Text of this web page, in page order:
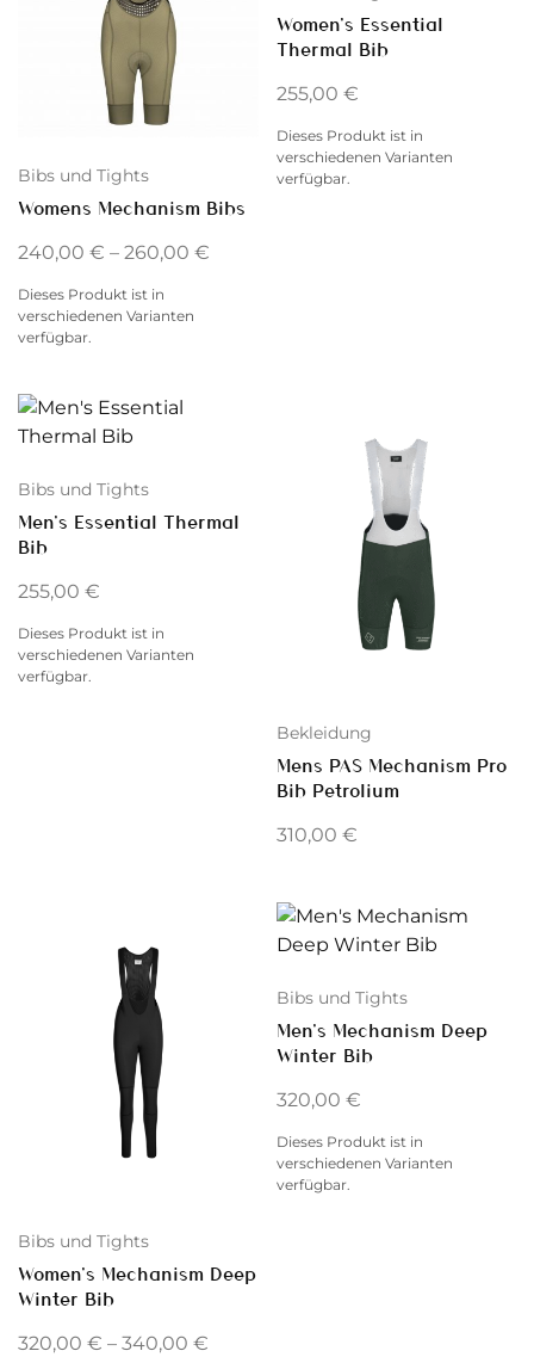
Bibs und Tights
Womens Mechanism Bibs
240,00 € – 260,00 €
Dieses Produkt ist in
verschiedenen Varianten
verfügbar.
Women’s Essential
Thermal Bib
255,00 €
Dieses Produkt ist in
verschiedenen Varianten
verfügbar.
Bibs und Tights
Men’s Essential Thermal
Bib
255,00 €
Dieses Produkt ist in
verschiedenen Varianten
verfügbar.
Bekleidung
Mens PAS Mechanism Pro
Bib Petrolium
310,00 €
Bibs und Tights
Women’s Mechanism Deep
Winter Bib
320,00 € – 340,00 €
Bibs und Tights
Men’s Mechanism Deep
Winter Bib
320,00 €
Dieses Produkt ist in
verschiedenen Varianten
verfügbar.